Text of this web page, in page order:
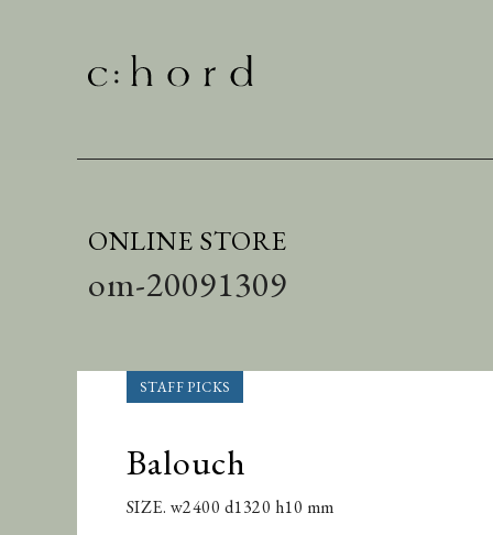
ONLINE STORE
om-20091309
Balouch
SIZE. w2400 d1320 h10 mm